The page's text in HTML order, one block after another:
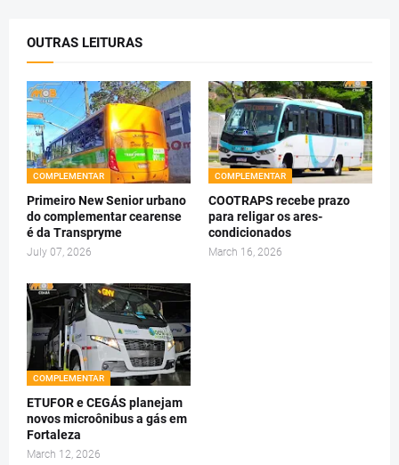
OUTRAS LEITURAS
COMPLEMENTAR
Primeiro New Senior urbano
do complementar cearense
é da Transpryme
July 07, 2026
COMPLEMENTAR
COOTRAPS recebe prazo
para religar os ares-
condicionados
March 16, 2026
COMPLEMENTAR
ETUFOR e CEGÁS planejam
novos microônibus a gás em
Fortaleza
March 12, 2026